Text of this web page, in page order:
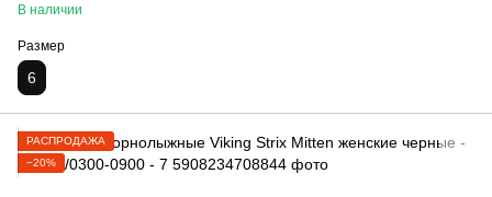
В наличии
Размер
6
РАСПРОДАЖА
−20%